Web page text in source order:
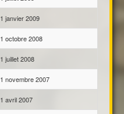
1 janvier 2009
1 octobre 2008
1 juillet 2008
1 novembre 2007
1 avril 2007